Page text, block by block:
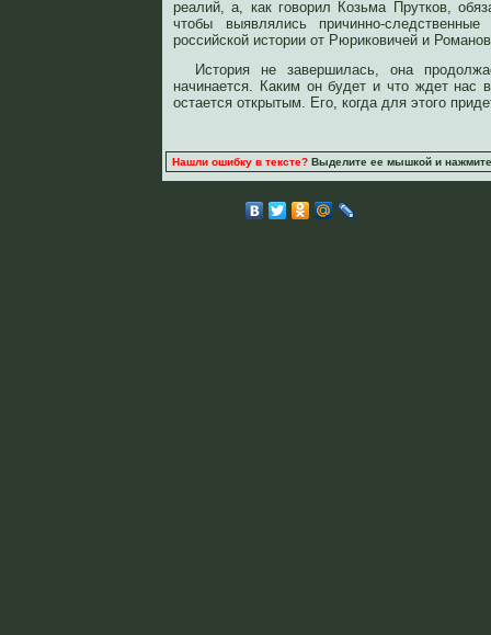
реалий, а, как говорил Козьма Прутков,
чтобы выявлялись причинно-
российской истории от Рюриковичей и
История не завершилась, она
начинается. Каким он будет и что ждет нас
остается открытым. Его, когда для этого
Нашли ошибку в тексте?Выделите ее мышкой и нажмите